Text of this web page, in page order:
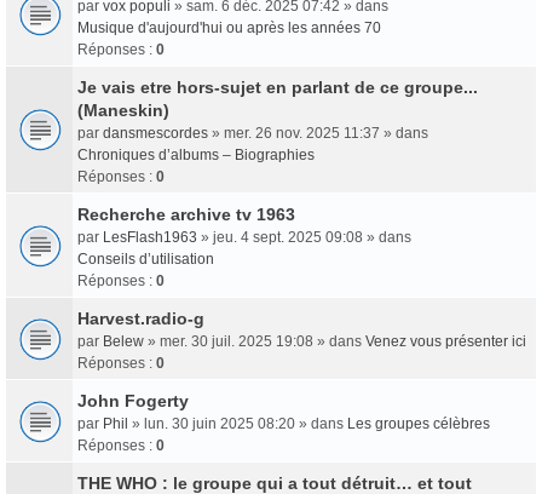
par vox populi » sam. 6 déc. 2025 07:42 » dans
Musique d'aujourd'hui ou après les années 70
Réponses : 0
Je vais etre hors-sujet en parlant de ce groupe...
(Maneskin)
par dansmescordes » mer. 26 nov. 2025 11:37 » dans
Chroniques d’albums – Biographies
Réponses : 0
Recherche archive tv 1963
par LesFlash1963 » jeu. 4 sept. 2025 09:08 » dans
Conseils d’utilisation
Réponses : 0
Harvest.radio-g
par Belew » mer. 30 juil. 2025 19:08 » dans Venez vous présenter ici
Réponses : 0
John Fogerty
par Phil » lun. 30 juin 2025 08:20 » dans Les groupes célèbres
Réponses : 0
THE WHO : le groupe qui a tout détruit… et tout